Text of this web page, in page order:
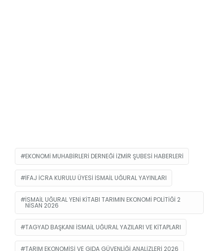
EKONOMI MUHABIRLERI DERNEĞI IZMIR ŞUBESI HABERLERI
IFAJ ICRA KURULU ÜYESI ISMAIL UĞURAL YAYINLARI
ISMAIL UĞURAL YENI KITABI TARIMIN EKONOMI POLITIĞI 2
NISAN 2026
TAGYAD BAŞKANI ISMAIL UĞURAL YAZILARI VE KITAPLARI
TARIM EKONOMISI VE GIDA GÜVENLIĞI ANALIZLERI 2026